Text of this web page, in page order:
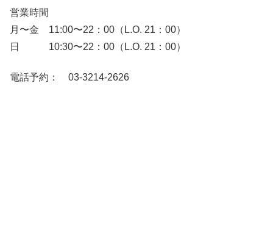
営業時間
月〜金 11:00〜22：00（L.O. 21：00）
日 10:30〜22：00（L.O. 21：00）
電話予約： 03-3214-2626